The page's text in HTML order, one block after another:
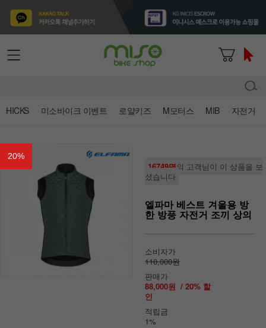
HICKS 미소바이크 이벤트 로얄키즈 M모터스 MIB 자전거
20%
16749명의 고객님이 이 상품을 보
셨습니다
엘파마 베스트 겨울용 방
한 방풍 자전거 조끼 상의
소비자가
110,000원
판매가
88,000원 / 20% 할
인
적립금
1%